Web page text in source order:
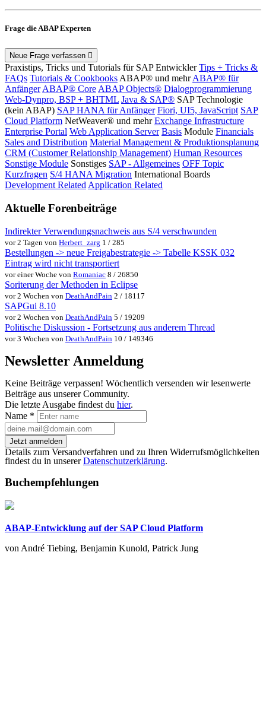
Frage die ABAP Experten
Neue Frage verfassen
Praxistips, Tricks und Tutorials für SAP Entwickler Tips + Tricks &
FAQs Tutorials & CookbooksABAP® und mehrABAP® für
AnfängerABAP® CoreABAP Objects® Dialogprogrammierung
Web-Dynpro, BSP + BHTML Java & SAP® SAP Technologie
(kein ABAP) SAP HANA für Anfänger Fiori, UI5, JavaScript SAP
Cloud Platform NetWeaver® und mehr Exchange Infrastructure
Enterprise Portal Web Application Server Basis Module Financials
Sales and Distribution Material Management & Produktionsplanung
CRM (Customer Relationship Management) Human Resources
Sonstige Module Sonstiges SAP - Allgemeines OFF Topic
Kurzfragen S/4 HANA Migration International Boards
Development RelatedApplication Related
Aktuelle Forenbeiträge
Indirekter Verwendungsnachweis aus S/4 verschwunden
vor 2 Tagen von Herbert_zarg 1 / 285
Bestellungen -> neue Freigabestrategie -> Tabelle KSSK 032
Eintrag wird nicht transportiert
vor einer Woche von Romaniac 8 / 26850
Soriterung der Methoden in Eclipse
vor 2 Wochen von DeathAndPain 2 / 18117
SAPGui 8.10
vor 2 Wochen von DeathAndPain 5 / 19209
Politische Diskussion - Fortsetzung aus anderem Thread
vor 3 Wochen von DeathAndPain 10 / 149346
Newsletter Anmeldung
Keine Beiträge verpassen! Wöchentlich versenden wir lesenwerte
Beiträge aus unserer Community.
Die letzte Ausgabe findest du hier.
Name *
Jetzt anmelden
Details zum Versandverfahren und zu Ihren Widerrufsmöglichkeiten
findest du in unsererDatenschutzerklärung.
Buchempfehlungen
ABAP-Entwicklung auf der SAP Cloud Platform
von André Tiebing, Benjamin Kunold, Patrick Jung